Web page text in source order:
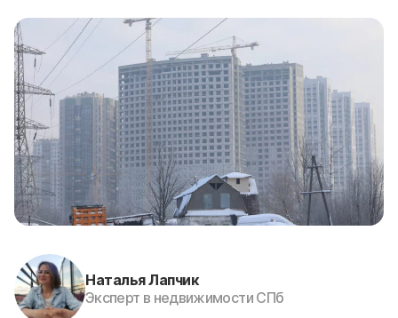
Наталья Лапчик
Эксперт в недвижимости СПб